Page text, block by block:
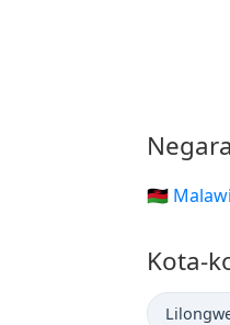
🇲🇼 Malawi
Kota-